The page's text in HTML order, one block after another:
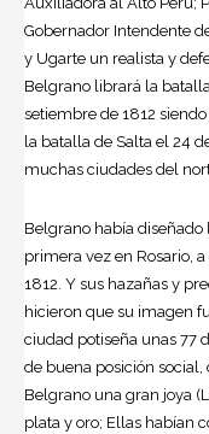
Gobernador Intendente
y Ugarte un realista y
Belgrano librará la
setiembre de 1812
la batalla de Salta el 24
muchas ciudades del
Belgrano había
primera vez en Rosario,
1812. Y sus hazañas y
hicieron que su imagen
ciudad potiseña unas 77
de buena posición
Belgrano una gran joya
plata y oro; Ellas habían